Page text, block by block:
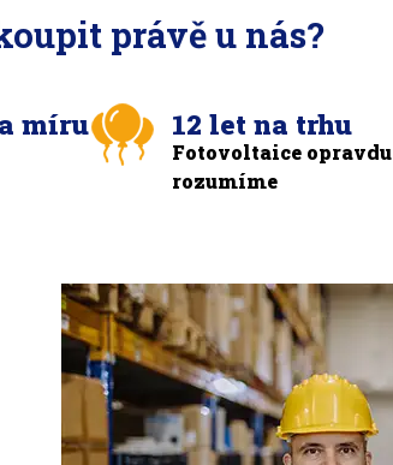
právě u nás?
míru 12 let na trhu
Fotovoltaice opravdu
rozumíme